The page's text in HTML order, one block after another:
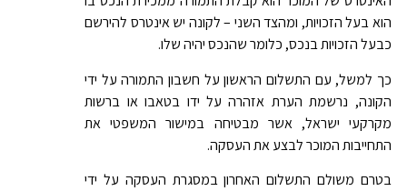
הוא בעל הזכויות, ומהצד השני – לקונה יש אינטרס להירשם
כבעל הזכויות בנכס, כלומר שהנכס יהיה שלו.
כך למשל, עם התשלום הראשון על חשבון התמורה על ידי
הקונה, נרשמת הערת אזהרה על ידו בטאבו או ברשות
מקרקעי ישראל, אשר מבטיחה במישור המשפטי את
התחייבות המוכר לבצע את העסקה.
בטרם משולם התשלום האחרון במסגרת העסקה על ידי